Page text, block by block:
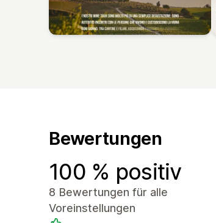
Bewertungen
100 % positiv
8 Bewertungen für alle
Voreinstellungen